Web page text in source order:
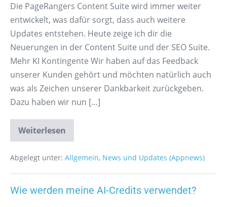
Die PageRangers Content Suite wird immer weiter
entwickelt, was dafür sorgt, dass auch weitere
Updates entstehen. Heute zeige ich dir die
Neuerungen in der Content Suite und der SEO Suite.
Mehr KI Kontingente Wir haben auf das Feedback
unserer Kunden gehört und möchten natürlich auch
was als Zeichen unserer Dankbarkeit zurückgeben.
Dazu haben wir nun […]
Weiterlesen
Abgelegt unter: Allgemein, News und Updates (Appnews)
Wie werden meine AI-Credits verwendet?